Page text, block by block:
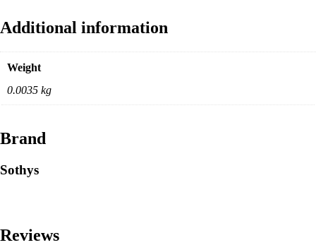
Additional information
Weight
0.0035 kg
Brand
Sothys
Reviews